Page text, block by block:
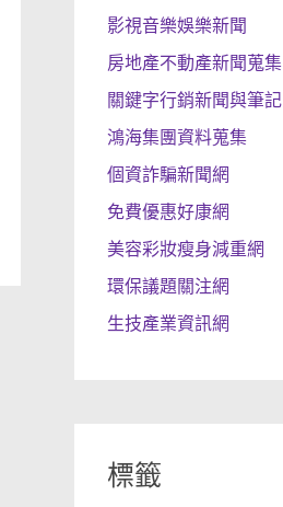
影視音樂娛樂新聞
房地產不動產新聞蒐集
關鍵字行銷新聞與筆記
鴻海集團資料蒐集
個資詐騙新聞網
免費優惠好康網
美容彩妝瘦身減重網
環保議題關注網
生技產業資訊網
標籤